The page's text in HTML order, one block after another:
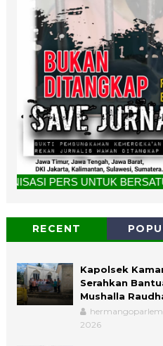
UNTUK BERSATU. "Tolak
RECENT
Kapolsek
Serahkan
Mushalla
2026